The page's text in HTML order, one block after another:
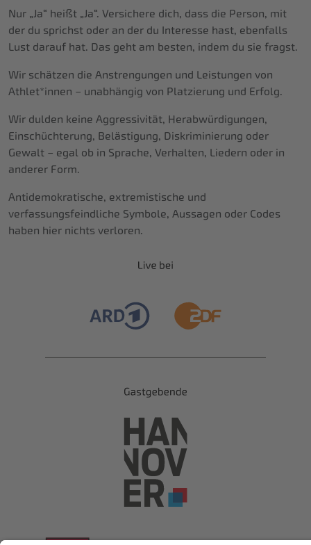
Nur „Ja“ heißt „Ja“. Versichere dich, dass die Person, mit
der du sprichst oder an der du Interesse hast, ebenfalls
Lust darauf hat. Das geht am besten, indem du sie fragst.
Wir schätzen die Anstrengungen und Leistungen von
Athlet*innen – unabhängig von Platzierung und Erfolg.
Wir dulden keine Aggressivität, Herabwürdigungen,
Einschüchterung, Belästigung, Diskriminierung oder
Gewalt – egal ob in Sprache, Verhalten, Liedern oder in
anderer Form.
Antidemokratische, extremistische und
verfassungsfeindliche Symbole, Aussagen oder Codes
haben hier nichts verloren.